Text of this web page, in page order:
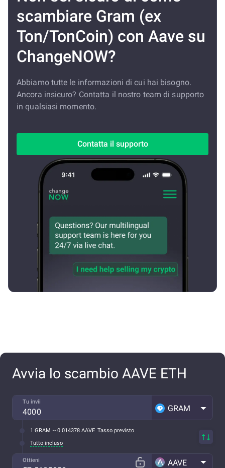
scambiare Gram (ex
Ton/TonCoin) con Aave su
ChangeNOW?
Abbiamo tutte le informazioni di cui hai bisogno.
Ancora insicuro? Contatta il nostro team di supporto
in qualsiasi momento.
Contatta il supporto
Avvia lo scambio AAVE ETH
Tu invii
GRAM
1 GRAM ~ 0.014378 AAVE Tasso previsto
Tutto incluso
Ottieni AAVE